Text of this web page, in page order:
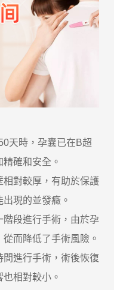
時，孕囊已在B超
確和安全。
對較厚，有助於保護
現的並發癥。
段進行手術，由於孕
而降低了手術風險。
進行手術，術後恢復
相對較小。